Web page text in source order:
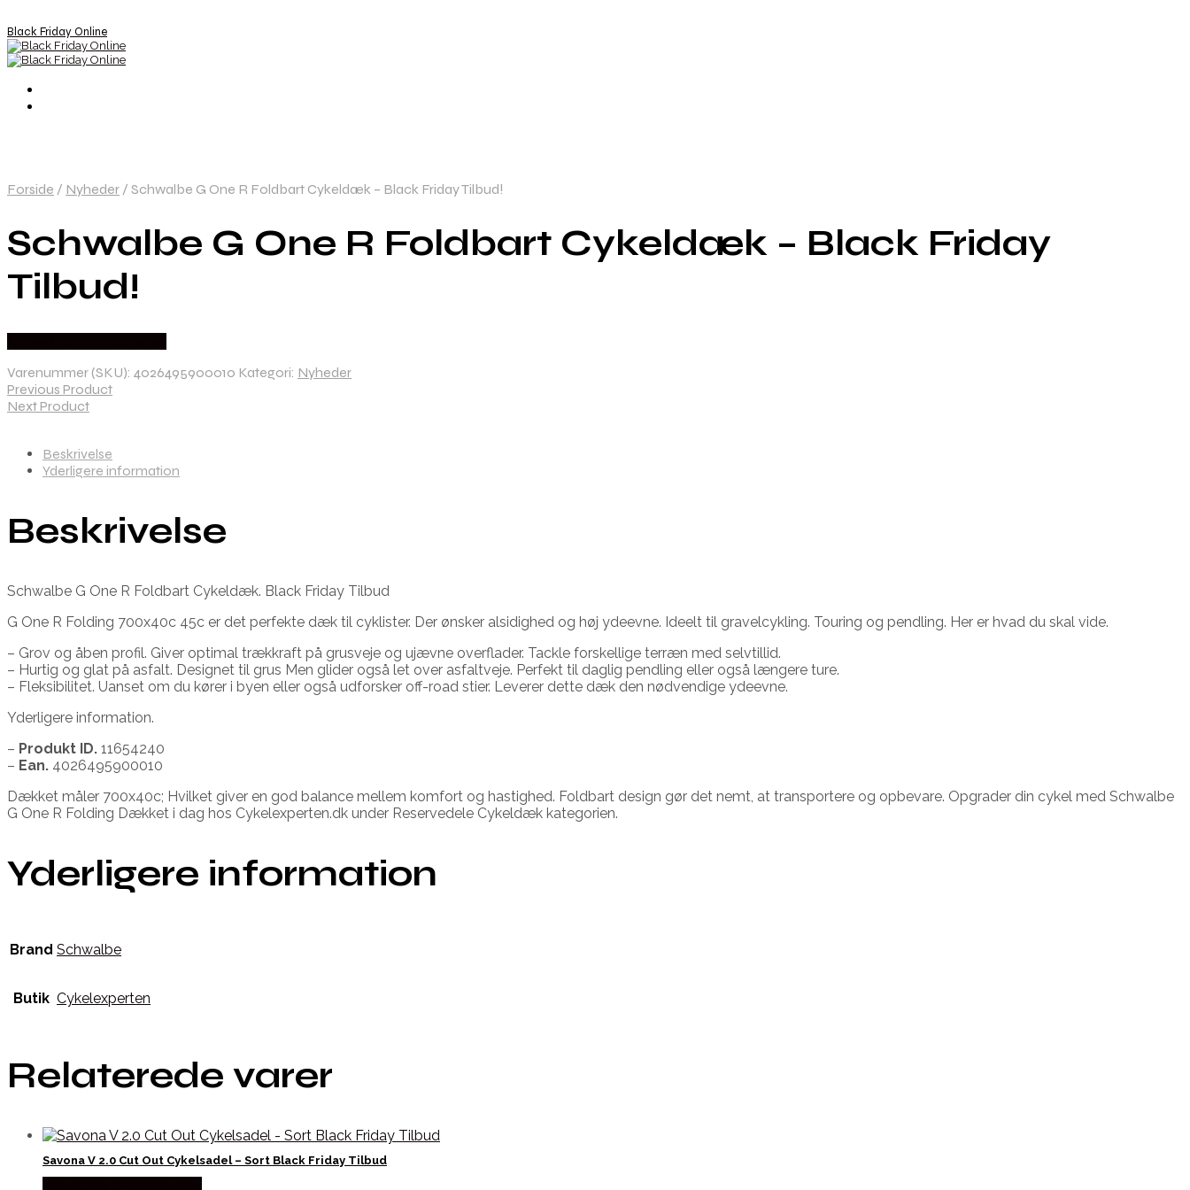
Black Friday Online
Forside / Nyheder / Schwalbe G One R Foldbart Cykeldæk – Black Friday Tilbud!
Schwalbe G One R Foldbart Cykeldæk – Black Friday
Tilbud!
Varenummer (SKU): 4026495900010 Kategori: Nyheder
Previous Product
Next Product
Beskrivelse
Yderligere information
Beskrivelse
Schwalbe G One R Foldbart Cykeldæk. Black Friday Tilbud
G One R Folding 700x40c 45c er det perfekte dæk til cyklister. Der ønsker alsidighed og høj ydeevne. Ideelt til gravelcykling. Touring og pendling. Her er hvad du skal vide.
– Grov og åben profil. Giver optimal trækkraft på grusveje og ujævne overflader. Tackle forskellige terræn med selvtillid.
– Hurtig og glat på asfalt. Designet til grus Men glider også let over asfaltveje. Perfekt til daglig pendling eller også længere ture.
– Fleksibilitet. Uanset om du kører i byen eller også udforsker off-road stier. Leverer dette dæk den nødvendige ydeevne.
Yderligere information.
– Produkt ID. 11654240
– Ean. 4026495900010
Dækket måler 700x40c; Hvilket giver en god balance mellem komfort og hastighed. Foldbart design gør det nemt, at transportere og opbevare. Opgrader din cykel med Schwalbe
G One R Folding Dækket i dag hos Cykelexperten.dk under Reservedele Cykeldæk kategorien.
Yderligere information
Brand Schwalbe
Butik Cykelexperten
Relaterede varer
Savona V 2.0 Cut Out Cykelsadel – Sort Black Friday Tilbud